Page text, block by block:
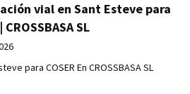
vial en Sant Esteve para
CROSSBASA SL
para COSER En CROSSBASA SL